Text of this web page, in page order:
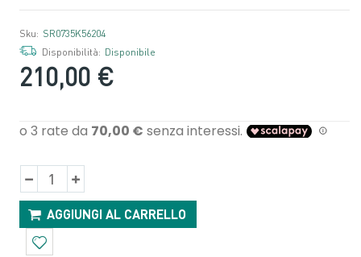
Sku: SR0735K56204
Disponibilità: Disponibile
210,00 €
AGGIUNGI AL CARRELLO